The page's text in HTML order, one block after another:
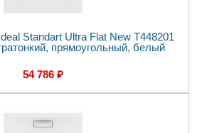
Standart Ultra Flat New T448201
прямоугольный, белый
54 786 ₽